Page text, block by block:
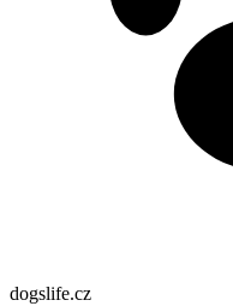
dogslife.cz